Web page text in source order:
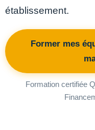
établissement.
Former mes
Formation certifiée